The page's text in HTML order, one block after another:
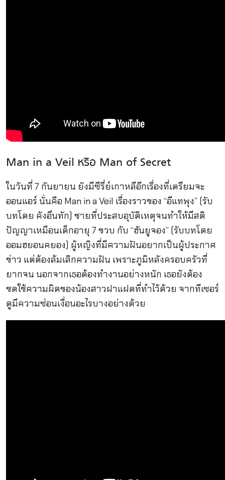
Man in a Veil หริอ Man of Secret
ในวันที่ 7 กันยายน ยังมีซีรี่ย์เกาหลีอีกเรื่องที่เตรียมจะ
ออนแอร์ นั่นคือ Man in a Veil เรื่องราวของ “อีแทพุง” (รับ
บทโดย คังอึนทัก) ชายที่ประสบอุบัติเหตุจนทำให้มีสติ
ปัญญาเหมือนเด็กอายุ 7 ขวบ กับ “ฮันยูจอง” (รับบทโดย
ออมฮยอนคยอง) ผู้หญิงที่มีความฝันอยากเป็นผู้ประกาศ
ข่าว แต่ต้องล้มเลิกความฝัน เพราะภูมิหลังครอบครัวที่
ยากจน นอกจากเธอต้องทำงานอย่างหนัก เธอยังต้อง
ชดใช้ความผิดของน้องสาวฝาแฝดที่ทำไว้ด้วย จากทีเซอร์
ดูมีความซ่อนเงื่อนอะไรบางอย่างด้วย